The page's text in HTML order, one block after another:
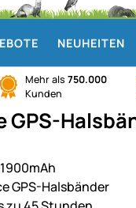
NEUHEITEN
Mehr als 750.000
Kunden
GPS-Halsbänder